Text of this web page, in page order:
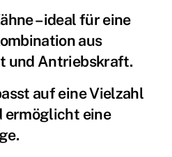
– ideal für eine
aus
und Antriebskraft.
auf eine Vielzahl
ermöglicht eine